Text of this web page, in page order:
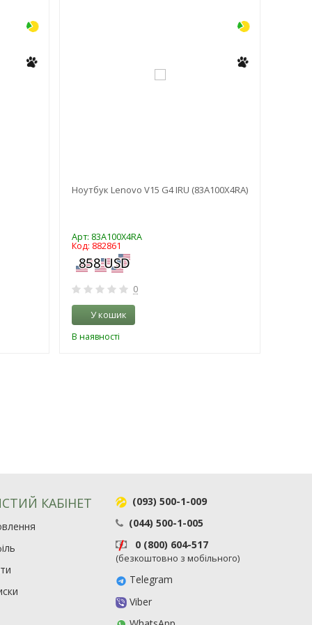
Ноутбук Lenovo V15 G4 IRU (83A100X4RA)
Арт: 83A100X4RA
Код: 882861
0
У кошик
В наявності
КАБІНЕТ
(093) 500-1-009
(044) 500-1-005
0 (800) 604-517
(безкоштовно з мобільного)
Telegram
Viber